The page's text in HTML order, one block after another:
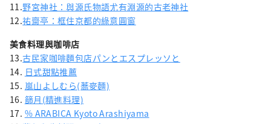
11.野宮神社：與源氏物語尤有淵源的古老神社
12.祐齋亭：框住京都的綠意圓窗
美食料理與咖啡店
13.古民家咖啡麵包店パンとエスプレッソと
14. 日式甜點推薦
15. 嵐山よしむら(蕎麥麵)
16. 篩月(精進料理)
17. % ARABICA Kyoto Arashiyama